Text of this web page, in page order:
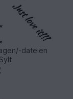
dateien